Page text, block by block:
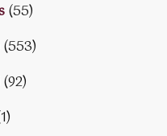
(55)
(553)
(92)